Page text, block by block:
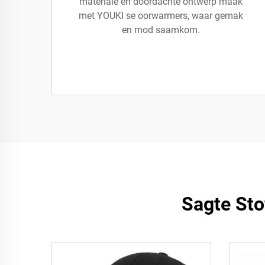
met YOUKI se oorwarmers, waar gemak
en mod saamkom.
Sagte